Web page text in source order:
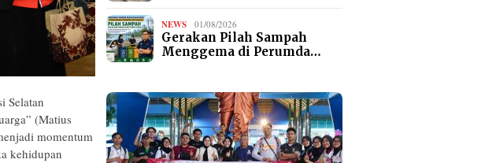
Selatan
(Matius
momentum
kehidupan
NEWS 01/08/2026
Gerakan Pilah Sampah
Menggema di Perumda…